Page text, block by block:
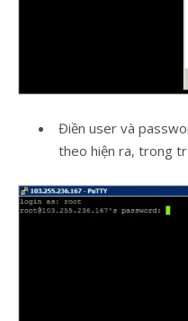
Điền user và
theo hiện ra, trong